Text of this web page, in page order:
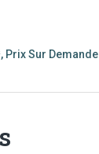
Prix Sur Demande